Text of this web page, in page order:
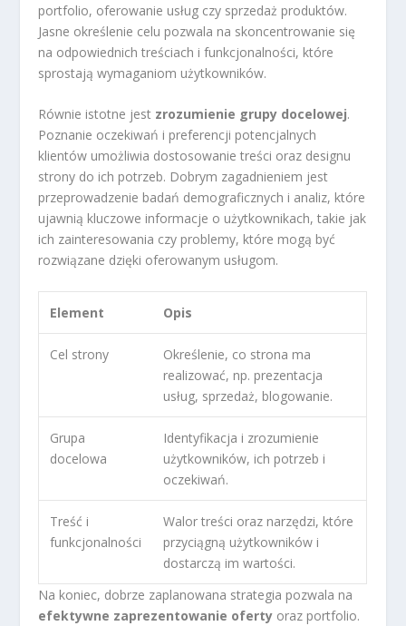
portfolio, oferowanie usług czy sprzedaż produktów.
Jasne określenie celu pozwala na skoncentrowanie się
na odpowiednich treściach i funkcjonalności, które
sprostają wymaganiom użytkowników.
Równie istotne jest zrozumienie grupy docelowej.
Poznanie oczekiwań i preferencji potencjalnych
klientów umożliwia dostosowanie treści oraz designu
strony do ich potrzeb. Dobrym zagadnieniem jest
przeprowadzenie badań demograficznych i analiz, które
ujawnią kluczowe informacje o użytkownikach, takie jak
ich zainteresowania czy problemy, które mogą być
rozwiązane dzięki oferowanym usługom.
Element Opis
Cel strony
Określenie, co strona ma
realizować, np. prezentacja
usług, sprzedaż, blogowanie.
Grupa
docelowa
Identyfikacja i zrozumienie
użytkowników, ich potrzeb i
oczekiwań.
Treść i
funkcjonalności
Walor treści oraz narzędzi, które
przyciągną użytkowników i
dostarczą im wartości.
Na koniec, dobrze zaplanowana strategia pozwala na
efektywne zaprezentowanie oferty oraz portfolio.